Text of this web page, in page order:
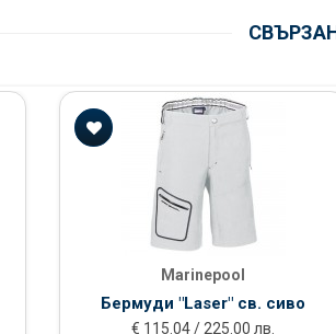
Marinepool
Бермуди "Laser" св. сиво
€ 115.04 / 225.00 лв.